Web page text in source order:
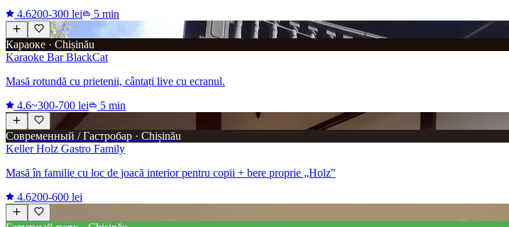
4.6200-300 lei 5 min
Караоке · Chișinău
Karaoke Bar BlackCat
Masă rotundă cu prietenii, cântați live cu ecranul.
4.6~300-700 lei 5 min
Современный / Гастробар · Chișinău
Keller Holz Gastro Family
Masă în familie cu loc de joacă interior pentru copii + bere proprie „Holz"
4.6200-600 lei